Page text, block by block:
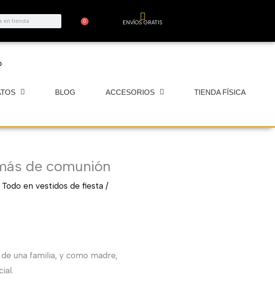
0
Carrito ENVÍOS GRATIS
BLOG ACCESORIOS TIENDA FÍSICA
de comunión
Todo en vestidos de fiesta /
una familia, y como madre,